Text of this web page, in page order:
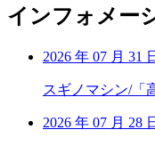
インフォメー
2026 年 07 月 31
スギノマシン/「
2026 年 07 月 28